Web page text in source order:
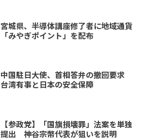
宮城県、半導体講座修了者に地域通貨
「みやぎポイント」を配布
中国駐日大使、首相答弁の撤回要求
台湾有事と日本の安全保障
【参政党】「国旗損壊罪」法案を単独
提出 神谷宗幣代表が狙いを説明